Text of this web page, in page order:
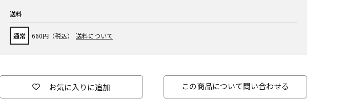
送料
通常 660円（税込） 送料について
お気に入りに追加 この商品について問い合わせる